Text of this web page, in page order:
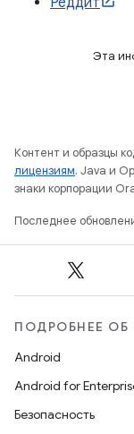
Эта
Контент и образцы
лицензиям. Java и
знаки корпорации
Последнее
ПОДРОБНЕЕ ОБ
Android
Android for
Безопасность